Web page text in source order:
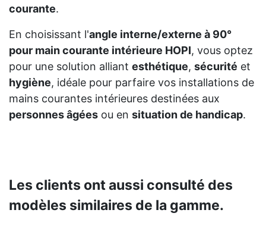
courante.
En choisissant l'angle interne/externe à 90°
pour main courante intérieure HOPI, vous optez
pour une solution alliant esthétique, sécurité et
hygiène, idéale pour parfaire vos installations de
mains courantes intérieures destinées aux
personnes âgées ou en situation de handicap.
Les clients ont aussi consulté des
modèles similaires de la gamme.